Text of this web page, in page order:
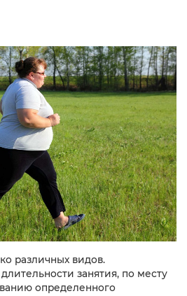
различных видов.
занятия, по месту
определенного